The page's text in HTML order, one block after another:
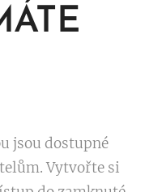
jsou dostupné
Vytvořte si